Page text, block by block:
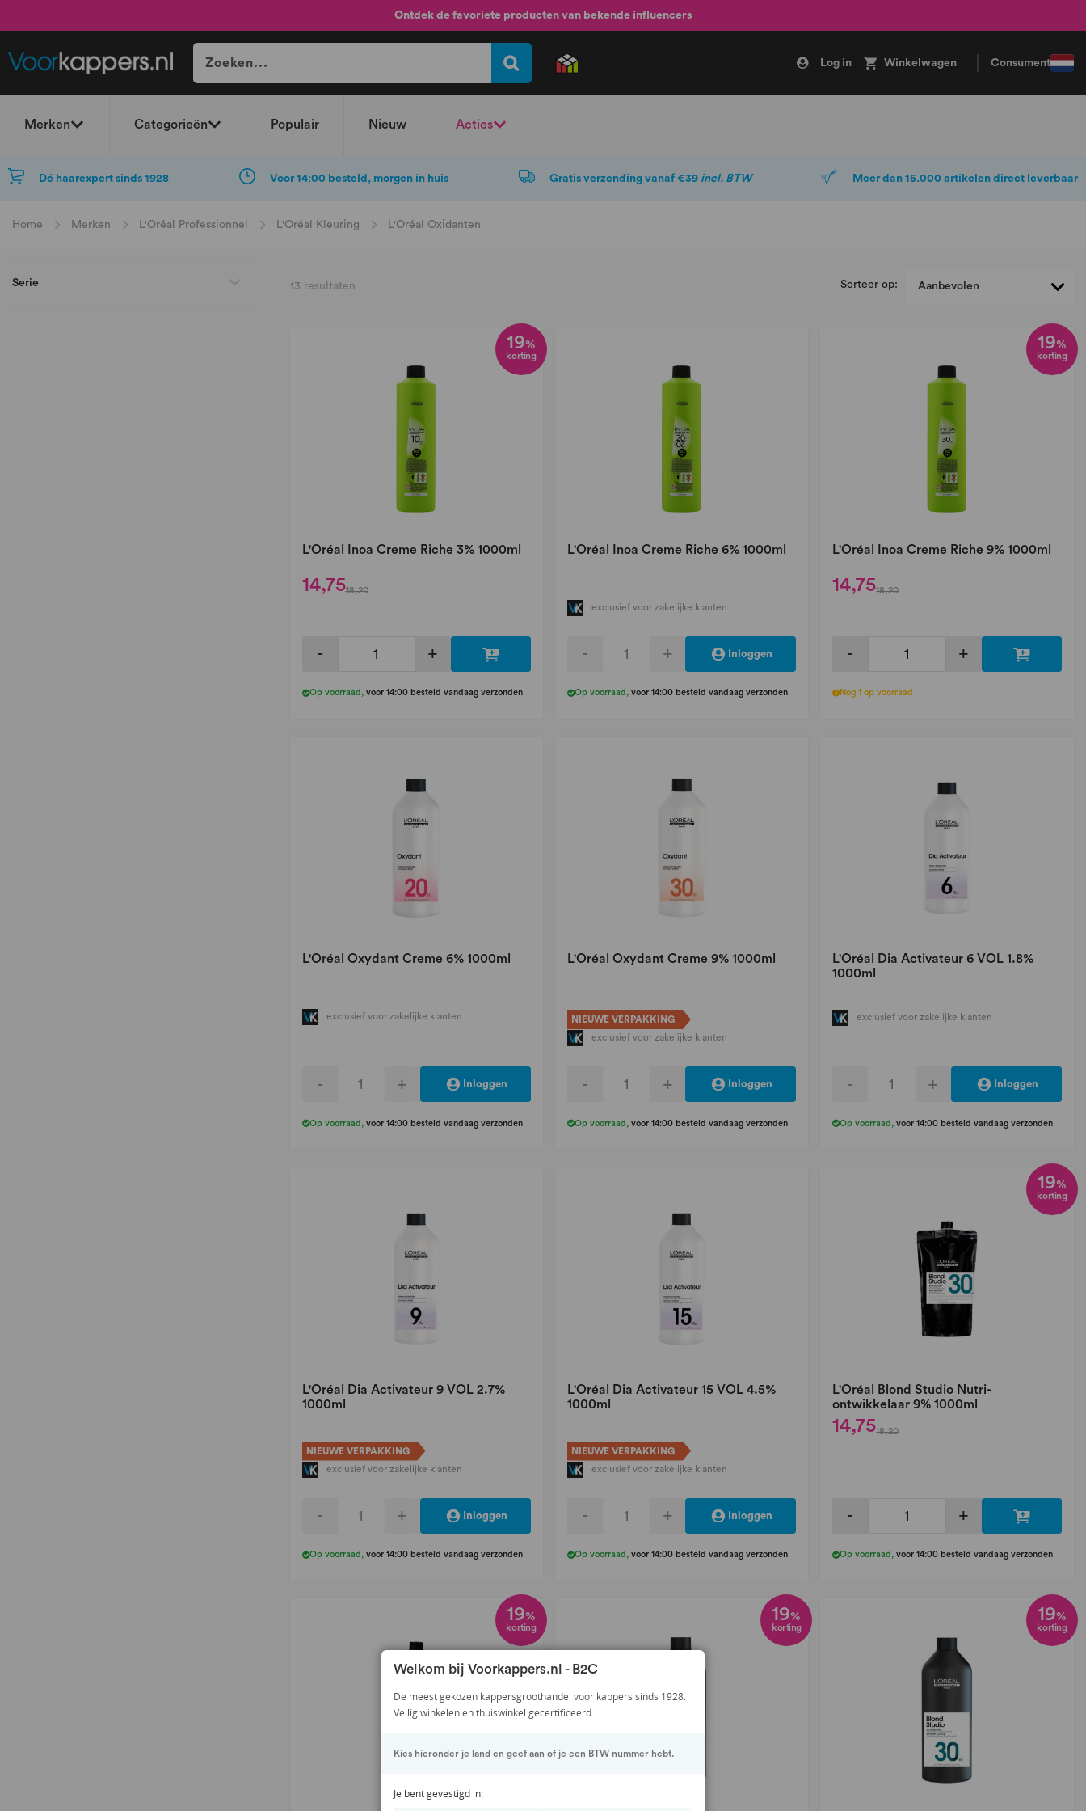
Ontdek de favoriete producten van bekende influencers
Log in Winkelwagen Consument
Merken Categorieën Populair Nieuw Acties
Dé haarexpert sinds 1928 Voor 14:00 besteld, morgen in huis Gratis verzending vanaf €39 incl. BTW Meer dan 15.000 artikelen direct leverbaar
Home Merken L'Oréal Professionnel L'Oréal Kleuring L'Oréal Oxidanten
13 resultaten Sorteer op:
19%
korting
L'Oréal Inoa Creme Riche 3% 1000ml
14,7518,20
- +
Op voorraad , voor 14:00 besteld vandaag verzonden
L'Oréal Inoa Creme Riche 6% 1000ml
exclusief voor zakelijke klanten
- + Inloggen
Op voorraad , voor 14:00 besteld vandaag verzonden
19%
korting
L'Oréal Inoa Creme Riche 9% 1000ml
14,7518,20
- +
Nog 1 op voorraad
L'Oréal Oxydant Creme 6% 1000ml
exclusief voor zakelijke klanten
- + Inloggen
Op voorraad , voor 14:00 besteld vandaag verzonden
L'Oréal Oxydant Creme 9% 1000ml
NIEUWE VERPAKKING
exclusief voor zakelijke klanten
- + Inloggen
Op voorraad , voor 14:00 besteld vandaag verzonden
L'Oréal Dia Activateur 6 VOL 1.8%
1000ml
exclusief voor zakelijke klanten
- + Inloggen
Op voorraad ,voor 14:00 besteld vandaag verzonden
L'Oréal Dia Activateur 9 VOL 2.7%
1000ml
NIEUWE VERPAKKING
exclusief voor zakelijke klanten
- + Inloggen
Op voorraad , voor 14:00 besteld vandaag verzonden
L'Oréal Dia Activateur 15 VOL 4.5%
1000ml
NIEUWE VERPAKKING
exclusief voor zakelijke klanten
- + Inloggen
Op voorraad , voor 14:00 besteld vandaag verzonden
19%
korting
L'Oréal Blond Studio Nutri-
ontwikkelaar 9% 1000ml
14,7518,20
- +
Op voorraad ,voor 14:00 besteld vandaag verzonden
19%
korting
19%
korting
19%
korting
Serie
Welkom bij Voorkappers.nl - B2C
De meest gekozen kappersgroothandel voor kappers sinds 1928.
Veilig winkelen en thuiswinkel gecertificeerd.
Kies hieronder je land en geef aan of je een BTW nummer hebt.
Je bent gevestigd in: